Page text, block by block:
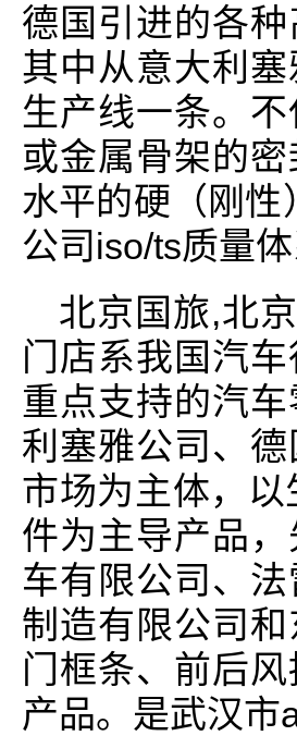
德国引进的各
其中从意大利
生产线一条。
或金属骨架的
水平的硬（刚性
公司iso/ts质量体
北京国旅,北
门店系我国汽
重点支持的汽
利塞雅公司、
市场为主体，
件为主导产品
车有限公司、
制造有限公司
门框条、前后
产品。是武汉市